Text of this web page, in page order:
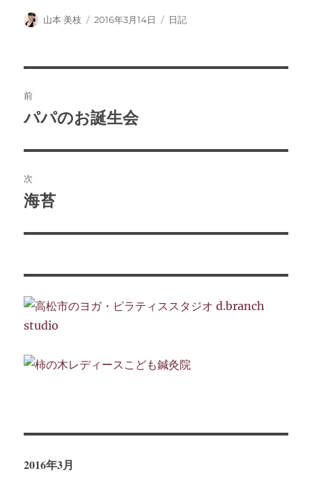
投
山本 美枝
投
2016年3月14日
カ
日記
稿
ビ
ゲ
ー
ン
前
前
投
稿:
パパのお誕生会
次
次
投
海苔
2016年3月